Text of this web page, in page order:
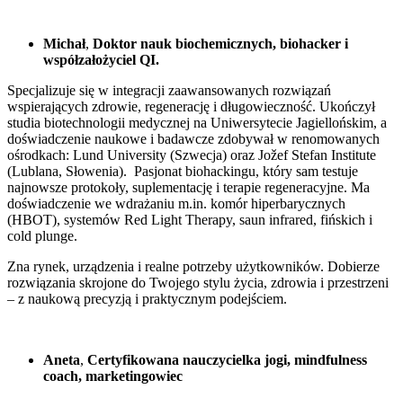
Michał, Doktor nauk biochemicznych, biohacker i
współzałożyciel QI.
Specjalizuje się w integracji zaawansowanych rozwiązań
wspierających zdrowie, regenerację i długowieczność. Ukończył
studia biotechnologii medycznej na Uniwersytecie Jagiellońskim, a
doświadczenie naukowe i badawcze zdobywał w renomowanych
ośrodkach: Lund University (Szwecja) oraz Jožef Stefan Institute
(Lublana, Słowenia). Pasjonat biohackingu, który sam testuje
najnowsze protokoły, suplementację i terapie regeneracyjne. Ma
doświadczenie we wdrażaniu m.in. komór hiperbarycznych
(HBOT), systemów Red Light Therapy, saun infrared, fińskich i
cold plunge.
Zna rynek, urządzenia i realne potrzeby użytkowników. Dobierze
rozwiązania skrojone do Twojego stylu życia, zdrowia i przestrzeni
– z naukową precyzją i praktycznym podejściem.
Aneta, Certyfikowana nauczycielka jogi, mindfulness
coach, marketingowiec